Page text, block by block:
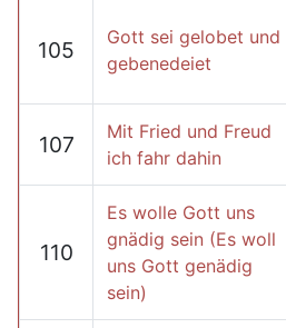
105
Gott sei gelobet und
gebenedeiet
107
Mit Fried und Freud
ich fahr dahin
110
Es wolle Gott uns
gnädig sein (Es woll
uns Gott genädig
sein)